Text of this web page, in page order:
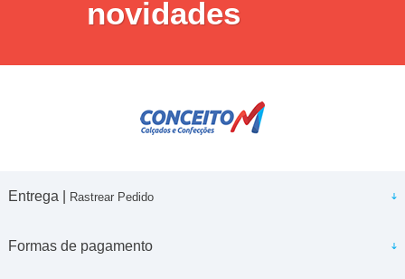
novidades
Entrega | Rastrear Pedido
Formas de pagamento